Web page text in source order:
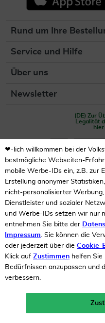
10%
Neukunden-
mehr erfahren >
Rund um Ihre
Service und Hilfe
Über uns
Newsletter
(DE) Zur
Legalität
Unsere
❤-lich willkommen bei der
bestmögliche Webseiten-
mobile Werbe-IDs ein, z.B. zur
Erstellung anonymer
nicht-personalisierter
Dienstleister und sozialer
und Werbe-IDs setzen wir nur
entnehmen Sie bitte der
Impressum. Sie können die
oder jederzeit über die Cookie-
Klick auf Zustimmen helfen Sie
Bedürfnissen anzupassen und
verbessern.